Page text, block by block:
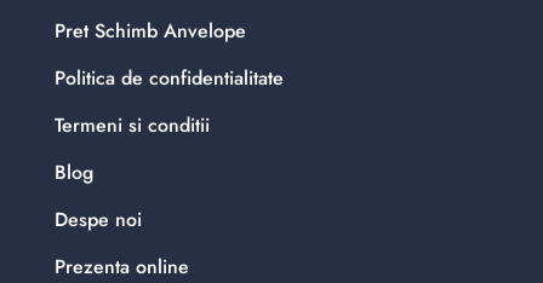
Pret Schimb Anvelope
Politica de confidentialitate
Termeni si conditii
Blog
Despe noi
Prezenta online